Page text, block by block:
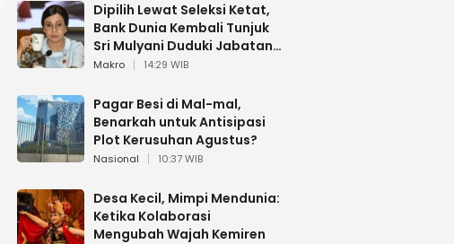
Dipilih Lewat Seleksi Ketat,
Bank Dunia Kembali Tunjuk
Sri Mulyani Duduki Jabatan
Strategis
Makro 14:29 WIB
Pagar Besi di Mal-mal,
Benarkah untuk Antisipasi
Plot Kerusuhan Agustus?
Nasional 10:37 WIB
Desa Kecil, Mimpi Mendunia:
Ketika Kolaborasi
Mengubah Wajah Kemiren